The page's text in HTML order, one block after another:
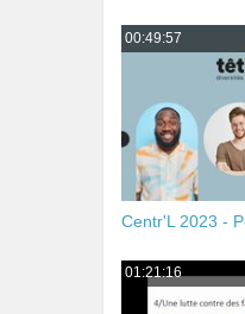
00:49:57
Centr'L 2023 -
01:21:16